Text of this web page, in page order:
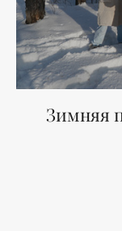
Зимняя